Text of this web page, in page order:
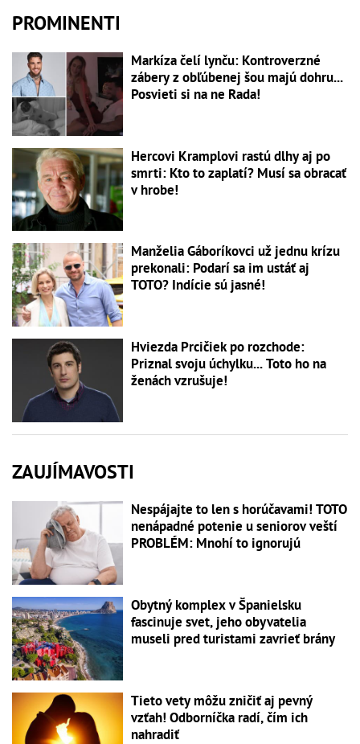
PROMINENTI
Markíza čelí lynču: Kontroverzné
zábery z obľúbenej šou majú dohru...
Posvieti si na ne Rada!
Hercovi Kramplovi rastú dlhy aj po
smrti: Kto to zaplatí? Musí sa obracať
v hrobe!
Manželia Gáboríkovci už jednu krízu
prekonali: Podarí sa im ustáť aj
TOTO? Indície sú jasné!
Hviezda Prcičiek po rozchode:
Priznal svoju úchylku... Toto ho na
ženách vzrušuje!
ZAUJÍMAVOSTI
Nespájajte to len s horúčavami! TOTO
nenápadné potenie u seniorov veští
PROBLÉM: Mnohí to ignorujú
Obytný komplex v Španielsku
fascinuje svet, jeho obyvatelia
museli pred turistami zavrieť brány
Tieto vety môžu zničiť aj pevný
vzťah! Odborníčka radí, čím ich
nahradiť